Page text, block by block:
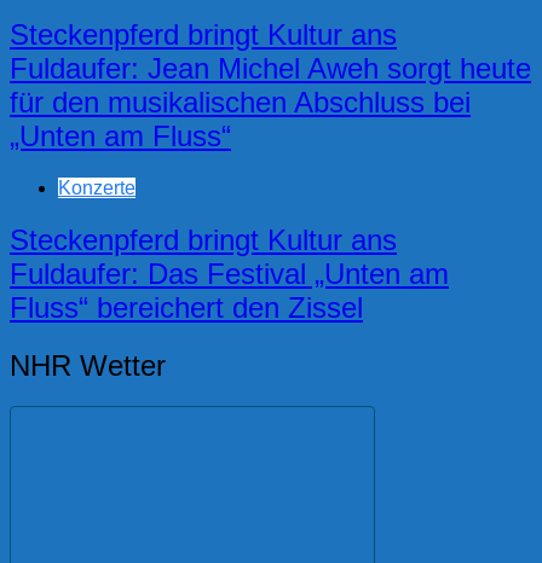
Steckenpferd bringt Kultur ans
Fuldaufer: Jean Michel Aweh sorgt heute
für den musikalischen Abschluss bei
„Unten am Fluss“
Konzerte
Steckenpferd bringt Kultur ans
Fuldaufer: Das Festival „Unten am
Fluss“ bereichert den Zissel
NHR Wetter